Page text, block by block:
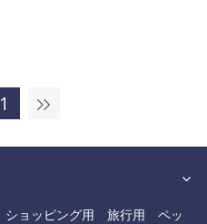
1
ショッピング用 旅行用
ペッ